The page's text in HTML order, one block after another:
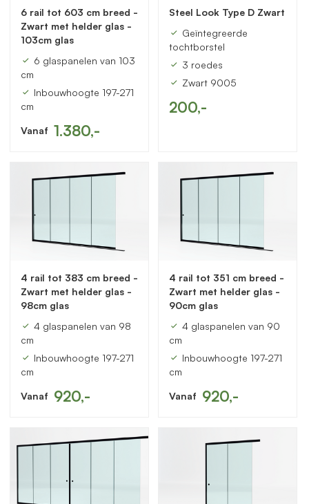
6 rail tot 603 cm breed -
Zwart met helder glas -
103cm glas
6 glaspanelen van 103
cm
Inbouwhoogte 197-271
cm
Vanaf 1.380,-
Steel Look Type D Zwart
Geïntegreerde
tochtborstel
3 roedes
Zwart 9005
200,-
4 rail tot 383 cm breed -
Zwart met helder glas -
98cm glas
4 glaspanelen van 98
cm
Inbouwhoogte 197-271
cm
Vanaf 920,-
4 rail tot 351 cm breed -
Zwart met helder glas -
90cm glas
4 glaspanelen van 90
cm
Inbouwhoogte 197-271
cm
Vanaf 920,-